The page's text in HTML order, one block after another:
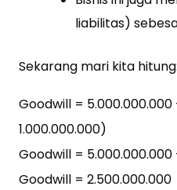
liabilitas)
Sekarang mari kita hitung:
Goodwill = 5.000.000.000
1.000.000.000)
Goodwill = 5.000.000.000
Goodwill = 2.500.000.000